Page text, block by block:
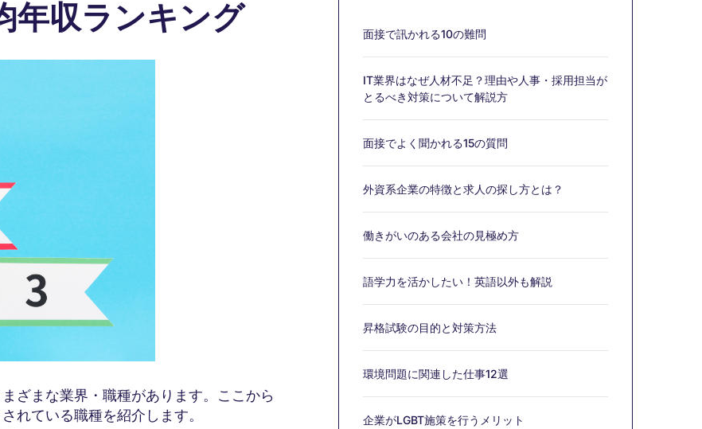
年収ランキング
ざまな業界・職種があります。ここから
れている職種を紹介します。
面接で訊かれる10の難問
IT業界はなぜ人材不足？理由や人事・採用担当が
とるべき対策について解説方
面接でよく聞かれる15の質問
外資系企業の特徴と求人の探し方とは？
働きがいのある会社の見極め方
語学力を活かしたい！英語以外も解説
昇格試験の目的と対策方法
環境問題に関連した仕事12選
企業がLGBT施策を行うメリット